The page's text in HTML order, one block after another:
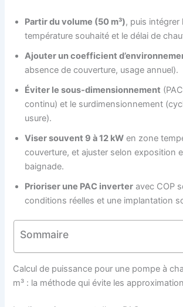
Partir du volume (50 m³), puis intégrer
température souhaité et le délai de
Ajouter un coefficient
absence de couverture, usage annuel).
Éviter le sous-dimensionnement
continu) et le surdimensionnement
usure).
Viser souvent 9 à 12 kW en zone
couverture, et ajuster selon exposition
baignade.
Prioriser une PAC inverter avec COP
conditions réelles et une implantation
Sommaire
Calcul de puissance pour une pompe à
m³ : la méthode qui évite les